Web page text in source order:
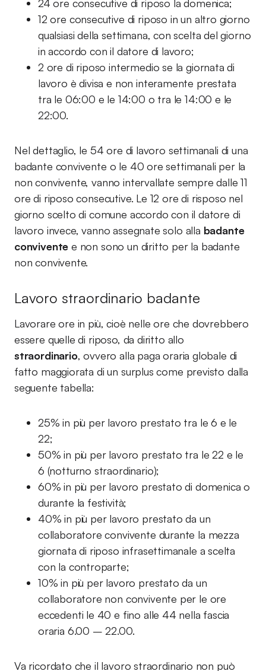
24 ore consecutive di riposo la domenica;
12 ore consecutive di riposo in un altro giorno
qualsiasi della settimana, con scelta del giorno
in accordo con il datore di lavoro;
2 ore di riposo intermedio se la giornata di
lavoro è divisa e non interamente prestata
tra le 06:00 e le 14:00 o tra le 14:00 e le
22:00.
Nel dettaglio, le 54 ore di lavoro settimanali di una
badante convivente o le 40 ore settimanali per la
non convivente, vanno intervallate sempre dalle 11
ore di riposo consecutive. Le 12 ore di risposo nel
giorno scelto di comune accordo con il datore di
lavoro invece, vanno assegnate solo alla badante
convivente e non sono un diritto per la badante
non convivente.
Lavoro straordinario badante
Lavorare ore in più, cioè nelle ore che dovrebbero
essere quelle di riposo, da diritto allo
straordinario, ovvero alla paga oraria globale di
fatto maggiorata di un surplus come previsto dalla
seguente tabella:
25% in più per lavoro prestato tra le 6 e le
22;
50% in più per lavoro prestato tra le 22 e le
6 (notturno straordinario);
60% in più per lavoro prestato di domenica o
durante la festività;
40% in più per lavoro prestato da un
collaboratore convivente durante la mezza
giornata di riposo infrasettimanale a scelta
con la controparte;
10% in più per lavoro prestato da un
collaboratore non convivente per le ore
eccedenti le 40 e fino alle 44 nella fascia
oraria 6.00 – 22.00.
Va ricordato che il lavoro straordinario non può